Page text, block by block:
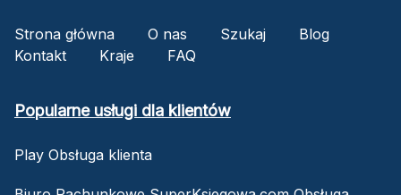
Strona główna O nas Szukaj
Blog
Kontakt
Kraje FAQ
Popularne usługi dla klientów
Play Obsługa klienta